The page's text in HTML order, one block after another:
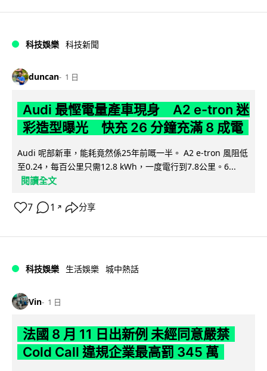
科技娛樂 科技新聞
duncan 1 日
Audi 最慳電量產車現身 A2 e-tron 迷
彩造型曝光 快充 26 分鐘充滿 8 成電
Audi 呢部新車，能耗竟然係25年前嘅一半。 A2 e-tron 風阻低
至0.24，每百公里只需12.8 kWh，一度電行到7.8公里。6...
閱讀全文
7 1 ↗ 分享
科技娛樂 生活娛樂 城中熱話
Vin 1 日
法國 8 月 11 日出新例 未經同意嚴禁
Cold Call 違規企業最高罰 345 萬